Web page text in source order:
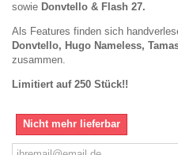
sowie Donvtello & Flash 27.
Als Features finden sich
Donvtello, Hugo Nameless,
zusammen.
Limitiert auf 250 Stück!!
Nicht mehr lieferbar